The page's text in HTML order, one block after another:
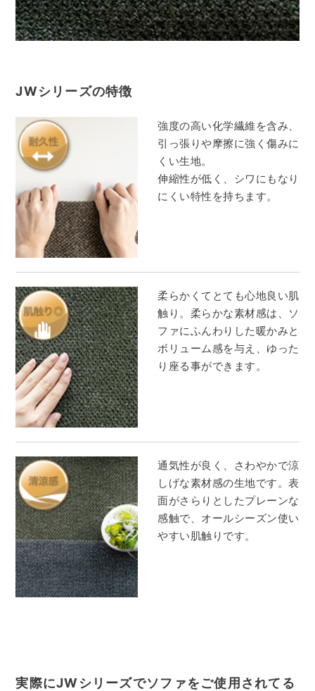
JWシリーズの特徴
強度の高い化学繊維を含み、
引っ張りや摩擦に強く傷みに
くい生地。
伸縮性が低く、シワにもなり
にくい特性を持ちます。
柔らかくてとても心地良い肌
触り。柔らかな素材感は、ソ
ファにふんわりした暖かみと
ボリューム感を与え、ゆった
り座る事ができます。
通気性が良く、さわやかで涼
しげな素材感の生地です。表
面がさらりとしたプレーンな
感触で、オールシーズン使い
やすい肌触りです。
実際にJWシリーズでソファをご使用されてる